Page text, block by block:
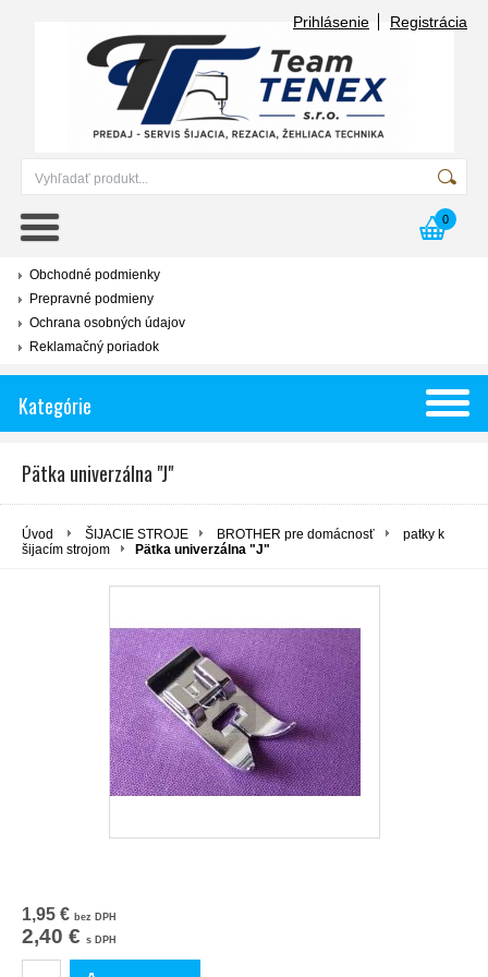
Prihlásenie Registrácia
0
Obchodné podmienky
Prepravné podmieny
Ochrana osobných údajov
Reklamačný poriadok
Kategórie
Pätka univerzálna "J"
Úvod ŠIJACIE STROJE BROTHER pre domácnosť
patky k
šijacím strojom
Pätka univerzálna "J"
1,95 € bez DPH
2,40 € s DPH